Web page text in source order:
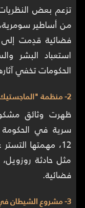
تزعم بعض
من أساطير
فضائية قدِمت
استعباد البشر
الحكومات تخفي
2- منظمة "الماجستيك 12" وإخفاء وجود الكائنات الفضائية
ظهرت وثائق
12، مهمتها
مثل حادثة
فضائية.
3- مشروع الشيطان في "المنطقة 51"